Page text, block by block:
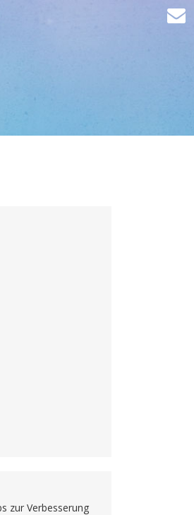
zur Verbesserung